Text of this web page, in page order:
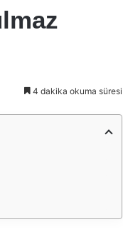
4 dakika okuma süresi